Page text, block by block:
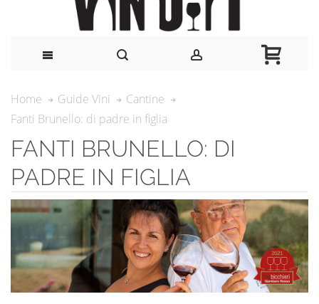
Home Guide Vini
Cantine
Fanti Brunello: di padre in figlia
FANTI BRUNELLO: DI
PADRE IN FIGLIA